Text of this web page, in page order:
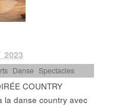
2023
Danse ,Spectacles
COUNTRY
la danse country avec